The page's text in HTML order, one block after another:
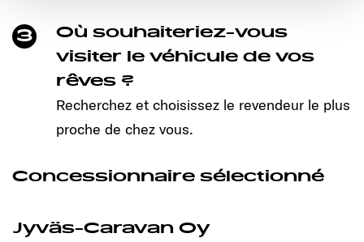
Ermöglichung der Seitennavigation erforderlich sind.
3
Où souhaiteriez-vous
visiter le véhicule de vos
rêves ?
Recherchez et choisissez le revendeur le plus
proche de chez vous.
Concessionnaire sélectionné
Jyväs-Caravan Oy